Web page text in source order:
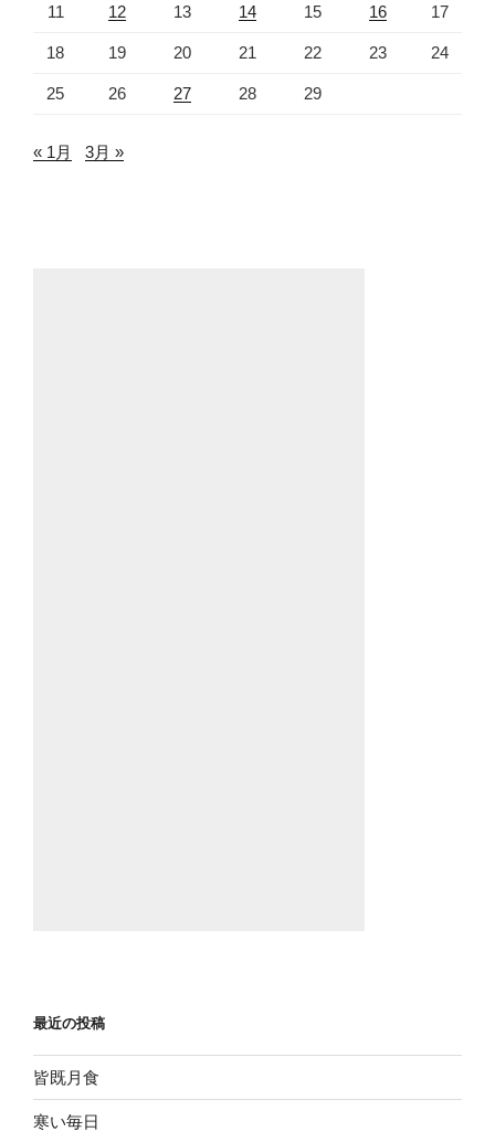
11 12 13 14 15 16 17
18 19 20 21 22 23 24
25 26 27 28 29
« 1月 3月 »
最近の投稿
皆既月食
寒い毎日